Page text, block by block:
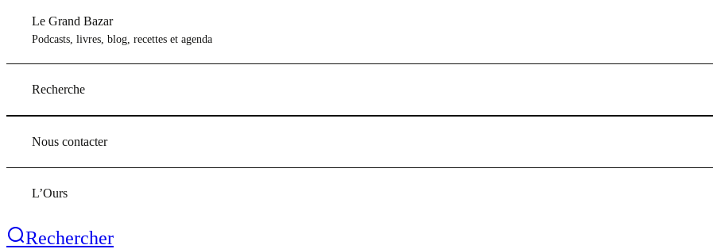
Le Grand Bazar
Podcasts, livres, blog, recettes et agenda
Recherche
Nous contacter
L’Ours
Rechercher